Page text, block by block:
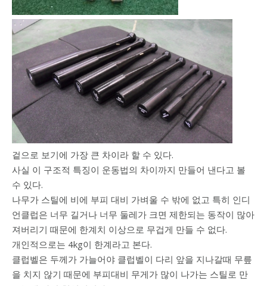
겉으로 보기에 가장 큰 차이라 할 수 있다.
사실 이 구조적 특징이 운동법의 차이까지 만들어 낸다고 볼
수 있다.
나무가 스틸에 비에 부피 대비 가벼울 수 밖에 없고 특히 인디
언클럽은 너무 길거나 너무 둘레가 크면 제한되는 동작이 많아
져버리기 때문에 한계치 이상으로 무겁게 만들 수 없다.
개인적으로는 4kg이 한계라고 본다.
클럽벨은 두께가 가늘어야 클럽벨이 다리 앞을 지나갈때 무릎
을 치지 않기 때문에 부피대비 무게가 많이 나가는 스틸로 만